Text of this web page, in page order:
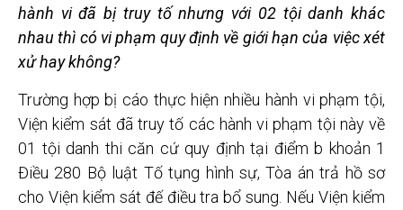
hành vi đã bị truy tố nhưng với 02 tội danh khác
nhau thì có vi phạm quy định về giới hạn của việc xét
xử hay không?
Trường hợp bị cáo thực hiện nhiều hành vi phạm tội,
Viện kiểm sát đã truy tố các hành vi phạm tội này về
01 tội danh thi căn cứ quy định tại điểm b khoản 1
Điều 280 Bộ luật Tố tụng hình sự, Tòa án trả hồ sơ
cho Viện kiểm sát đế điều tra bổ sung. Nếu Viện kiểm